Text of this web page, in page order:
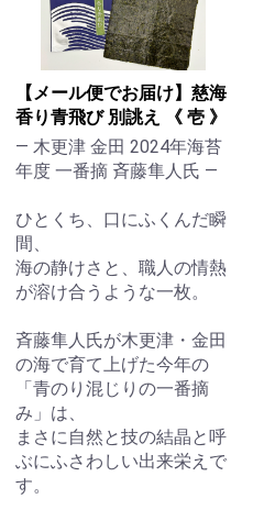
【メール便でお届け】慈海
香り青飛び 別誂え 《 壱 》
— 木更津 金田 2024年海苔
年度 一番摘 斉藤隼人氏 —
ひとくち、口にふくんだ瞬
間、
海の静けさと、職人の情熱
が溶け合うような一枚。
斉藤隼人氏が木更津・金田
の海で育て上げた今年の
「青のり混じりの一番摘
み」は、
まさに自然と技の結晶と呼
ぶにふさわしい出来栄えで
す。